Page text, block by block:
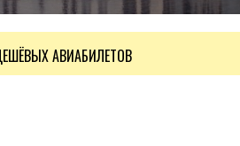
АВИАБИЛЕТОВ